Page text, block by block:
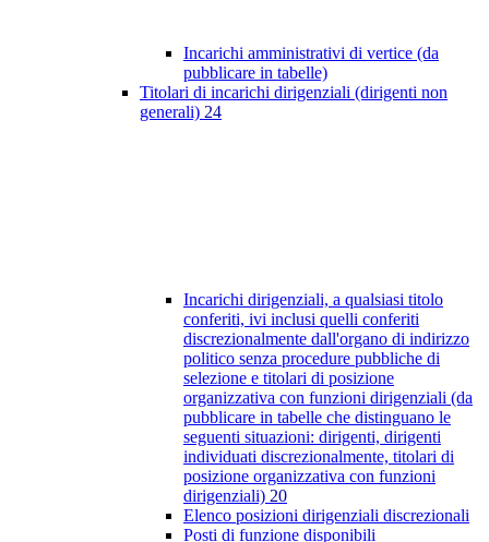
Incarichi amministrativi di vertice (da
pubblicare in tabelle)
Titolari di incarichi dirigenziali (dirigenti non
generali) 24
Incarichi dirigenziali, a qualsiasi titolo
conferiti, ivi inclusi quelli conferiti
discrezionalmente dall'organo di indirizzo
politico senza procedure pubbliche di
selezione e titolari di posizione
organizzativa con funzioni dirigenziali (da
pubblicare in tabelle che distinguano le
seguenti situazioni: dirigenti, dirigenti
individuati discrezionalmente, titolari di
posizione organizzativa con funzioni
dirigenziali) 20
Elenco posizioni dirigenziali discrezionali
Posti di funzione disponibili